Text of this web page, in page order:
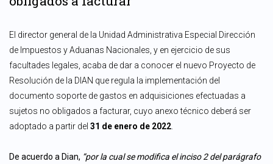
El director general de la Unidad Administrativa Especial Dirección
de Impuestos y Aduanas Nacionales, y en ejercicio de sus
facultades legales, acaba de dar a conocer el nuevo Proyecto de
Resolución de la DIAN que regula la implementación del
documento soporte de gastos en adquisiciones efectuadas a
sujetos no obligados a facturar, cuyo anexo técnico deberá ser
adoptado a partir del 31 de enero de 2022
De acuerdo a Dian, “por la cual se modifica el inciso 2 del parágrafo